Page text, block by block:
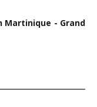
Martinique - Grand